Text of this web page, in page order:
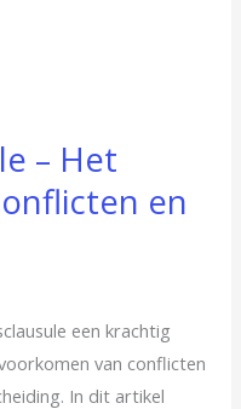
– Het
en
een krachtig
van conflicten
In dit artikel